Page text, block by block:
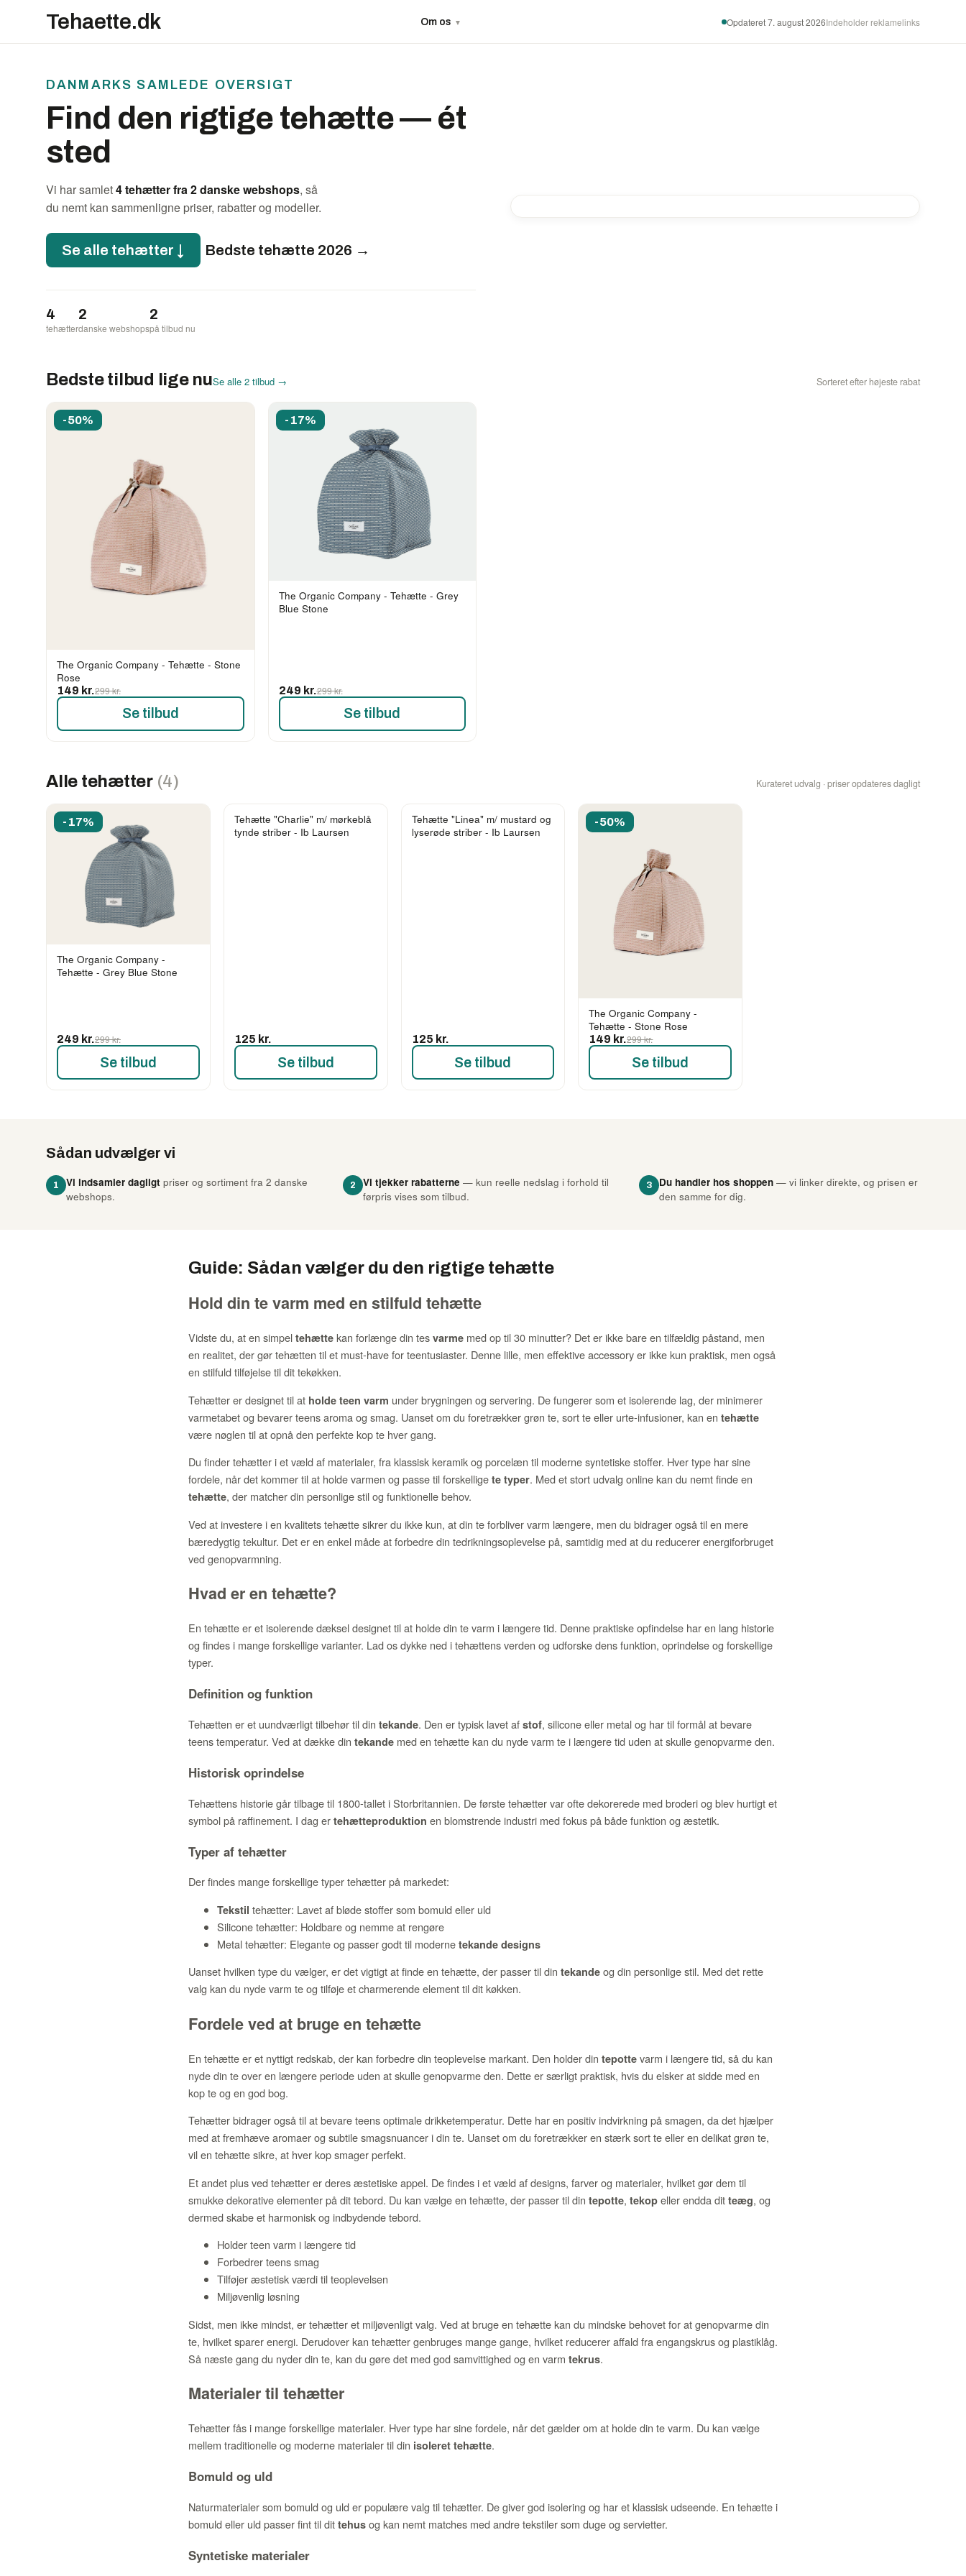
Tehaette.dk Om os ▼ Opdateret 7. august 2026Indeholder reklamelinks
DANMARKS SAMLEDE OVERSIGT
Find den rigtige tehætte — ét
sted
Vi har samlet4 tehætter fra 2 danske webshops, så
du nemt kan sammenligne priser, rabatter og modeller.
Se alle tehætter ↓ Bedste tehætte 2026 →
4
tehætter
2
danske webshops
2
på tilbud nu
-50% -17%
Bedste tilbud lige nuSe alle 2 tilbud → Sorteret efter højeste rabat
-50%
The Organic Company - Tehætte - Stone
Rose
149 kr.299 kr.
Se tilbud
-17%
The Organic Company - Tehætte - Grey
Blue Stone
249 kr.299 kr.
Se tilbud
Alle tehætter (4) Kurateret udvalg · priser opdateres dagligt
-17%
The Organic Company -
Tehætte - Grey Blue Stone
249 kr.299 kr.
Se tilbud
Tehætte "Charlie" m/ mørkeblå
tynde striber - Ib Laursen
125 kr.
Se tilbud
Tehætte "Linea" m/ mustard og
lyserøde striber - Ib Laursen
125 kr.
Se tilbud
-50%
The Organic Company -
Tehætte - Stone Rose
149 kr.299 kr.
Se tilbud
Sådan udvælger vi
1 Vi indsamler dagligt priser og sortiment fra 2 danske
webshops.
2 Vi tjekker rabatterne — kun reelle nedslag i forhold til
førpris vises som tilbud.
3 Du handler hos shoppen — vi linker direkte, og prisen er
den samme for dig.
Guide: Sådan vælger du den rigtige tehætte
Hold din te varm med en stilfuld tehætte
Vidste du, at en simpel tehætte kan forlænge din tes varme med op til 30 minutter? Det er ikke bare en tilfældig påstand, men
en realitet, der gør tehætten til et must-have for teentusiaster. Denne lille, men effektive accessory er ikke kun praktisk, men også
en stilfuld tilføjelse til dit tekøkken.
Tehætter er designet til at holde teen varm under brygningen og servering. De fungerer som et isolerende lag, der minimerer
varmetabet og bevarer teens aroma og smag. Uanset om du foretrækker grøn te, sort te eller urte-infusioner, kan en tehætte
være nøglen til at opnå den perfekte kop te hver gang.
Du finder tehætter i et væld af materialer, fra klassisk keramik og porcelæn til moderne syntetiske stoffer. Hver type har sine
fordele, når det kommer til at holde varmen og passe til forskellige te typer. Med et stort udvalg online kan du nemt finde en
tehætte, der matcher din personlige stil og funktionelle behov.
Ved at investere i en kvalitets tehætte sikrer du ikke kun, at din te forbliver varm længere, men du bidrager også til en mere
bæredygtig tekultur. Det er en enkel måde at forbedre din tedrikningsoplevelse på, samtidig med at du reducerer energiforbruget
ved genopvarmning.
Hvad er en tehætte?
En tehætte er et isolerende dæksel designet til at holde din te varm i længere tid. Denne praktiske opfindelse har en lang historie
og findes i mange forskellige varianter. Lad os dykke ned i tehættens verden og udforske dens funktion, oprindelse og forskellige
typer.
Definition og funktion
Tehætten er et uundværligt tilbehør til din tekande. Den er typisk lavet af stof, silicone eller metal og har til formål at bevare
teens temperatur. Ved at dække din tekande med en tehætte kan du nyde varm te i længere tid uden at skulle genopvarme den.
Historisk oprindelse
Tehættens historie går tilbage til 1800-tallet i Storbritannien. De første tehætter var ofte dekorerede med broderi og blev hurtigt et
symbol på raffinement. I dag er tehætteproduktion en blomstrende industri med fokus på både funktion og æstetik.
Typer af tehætter
Der findes mange forskellige typer tehætter på markedet:
Tekstil tehætter: Lavet af bløde stoffer som bomuld eller uld
Silicone tehætter: Holdbare og nemme at rengøre
Metal tehætter: Elegante og passer godt til moderne tekande designs
Uanset hvilken type du vælger, er det vigtigt at finde en tehætte, der passer til din tekande og din personlige stil. Med det rette
valg kan du nyde varm te og tilføje et charmerende element til dit køkken.
Fordele ved at bruge en tehætte
En tehætte er et nyttigt redskab, der kan forbedre din teoplevelse markant. Den holder din tepotte varm i længere tid, så du kan
nyde din te over en længere periode uden at skulle genopvarme den. Dette er særligt praktisk, hvis du elsker at sidde med en
kop te og en god bog.
Tehætter bidrager også til at bevare teens optimale drikketemperatur. Dette har en positiv indvirkning på smagen, da det hjælper
med at fremhæve aromaer og subtile smagsnuancer i din te. Uanset om du foretrækker en stærk sort te eller en delikat grøn te,
vil en tehætte sikre, at hver kop smager perfekt.
Et andet plus ved tehætter er deres æstetiske appel. De findes i et væld af designs, farver og materialer, hvilket gør dem til
smukke dekorative elementer på dit tebord. Du kan vælge en tehætte, der passer til din tepotte, tekop eller endda dit teæg, og
dermed skabe et harmonisk og indbydende tebord.
Holder teen varm i længere tid
Forbedrer teens smag
Tilføjer æstetisk værdi til teoplevelsen
Miljøvenlig løsning
Sidst, men ikke mindst, er tehætter et miljøvenligt valg. Ved at bruge en tehætte kan du mindske behovet for at genopvarme din
te, hvilket sparer energi. Derudover kan tehætter genbruges mange gange, hvilket reducerer affald fra engangskrus og plastiklåg.
Så næste gang du nyder din te, kan du gøre det med god samvittighed og en varm tekrus.
Materialer til tehætter
Tehætter fås i mange forskellige materialer. Hver type har sine fordele, når det gælder om at holde din te varm. Du kan vælge
mellem traditionelle og moderne materialer til din isoleret tehætte.
Bomuld og uld
Naturmaterialer som bomuld og uld er populære valg til tehætter. De giver god isolering og har et klassisk udseende. En tehætte i
bomuld eller uld passer fint til dit tehus og kan nemt matches med andre tekstiler som duge og servietter.
Syntetiske materialer